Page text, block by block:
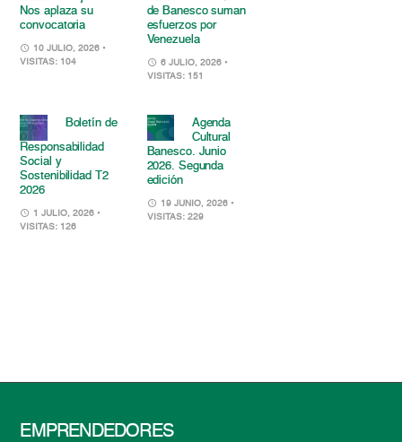
Nos aplaza su
convocatoria
10 JULIO, 2026 •
VISITAS: 104
de Banesco suman
esfuerzos por
Venezuela
6 JULIO, 2026 •
VISITAS: 151
Boletín de
Responsabilidad
Social y
Sostenibilidad T2
2026
1 JULIO, 2026 •
VISITAS: 126
Agenda
Cultural
Banesco. Junio
2026. Segunda
edición
19 JUNIO, 2026 •
VISITAS: 229
EMPRENDEDORES